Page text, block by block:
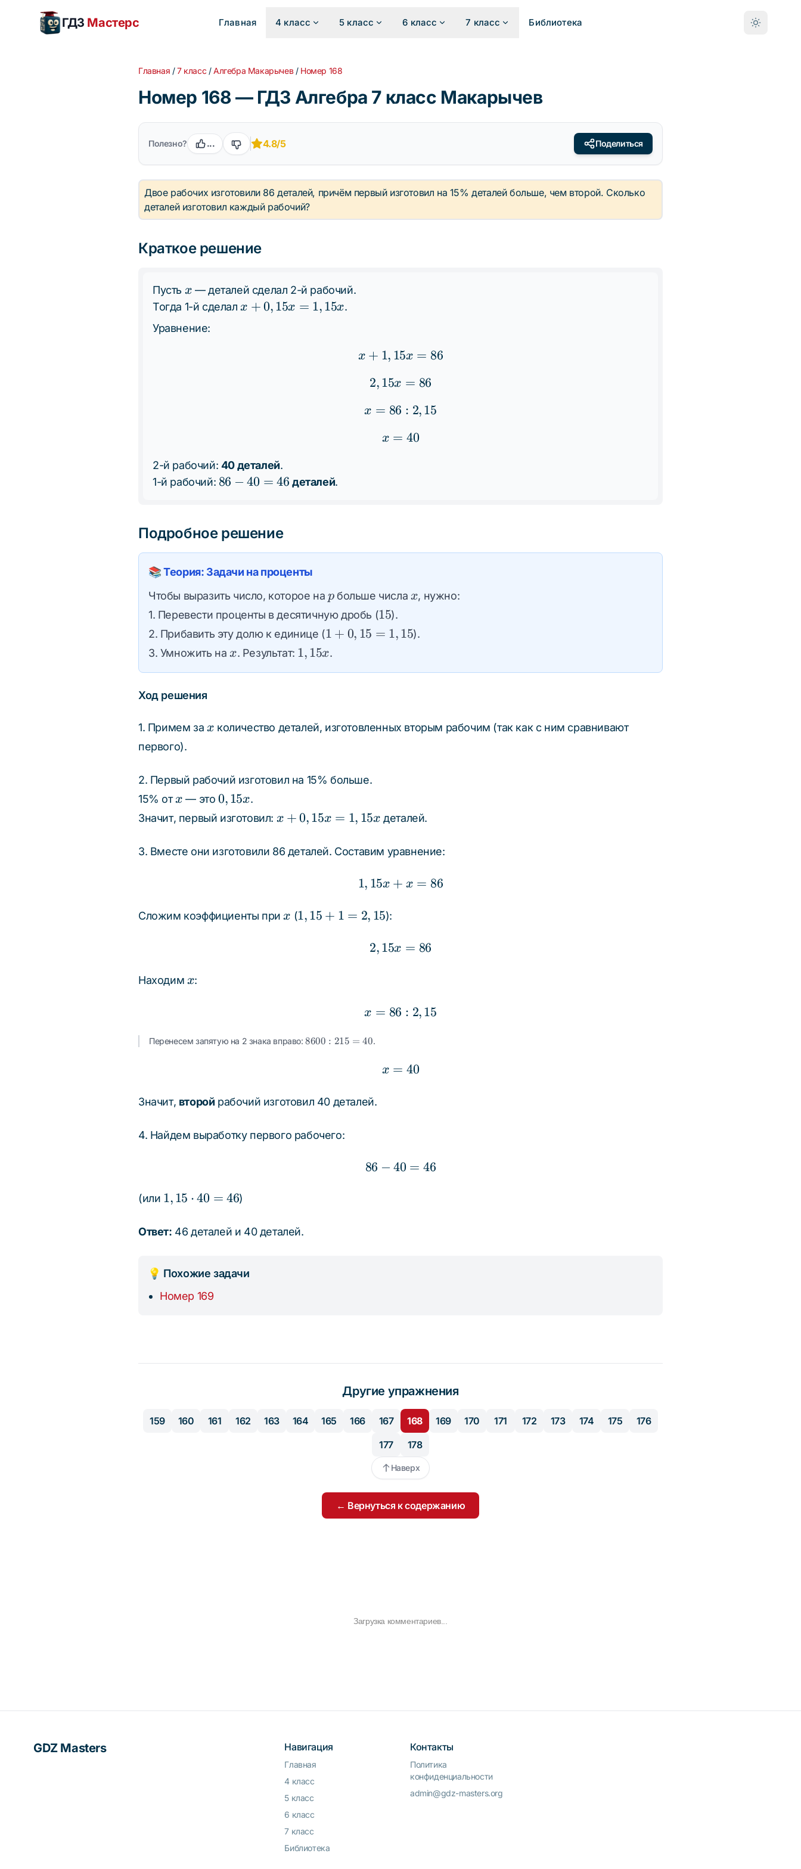
ГДЗ Мастерс Главная 4 класс 5 класс 6 класс 7 класс Библиотека
Главная /7 класс /Алгебра Макарычев/ Номер 168
Номер 168 — ГДЗ Алгебра 7 класс Макарычев
Полезно? ... 4.8/5 Поделиться
Двое рабочих изготовили 86 деталей, причём первый изготовил на 15% деталей больше, чем второй. Сколько
деталей изготовил каждый рабочий?
Краткое решение
Пусть x
x — деталей сделал 2-й рабочий.
Тогда 1-й сделалx +
x +0,15x = 1,15x.
Уравнение:
x + 1,15x = 86
x + 1, 15x = 86
2,15x = 86
2,15x = 86
x = 86 : 2,15
x = 86 : 2,15
x = 40
x = 40
2-й рабочий: 40 деталей.
1-й рабочий: 86
=
46
86 − 40 = 46 деталей.
Подробное решение
📚 Теория: Задачи на проценты
Чтобы выразить число, которое на p%
pбольше числа x
x, нужно:
1. Перевести проценты в десятичную дробь (15%
0,15
15).
2. Прибавить эту долю к единице (1 +
0,15
1 + 0, 15 = 1,15).
3. Умножить наx
x. Результат: 1,15x
1,15x.
Ход решения
1. Примем за x
x количество деталей, изготовленных вторым рабочим (так как с ним сравнивают
первого).
2. Первый рабочий изготовил на 15% больше.
15% отx
x — это0,15x
0,15x.
Значит, первый изготовил: x +
=
x + 0,15x = 1, 15x деталей.
3. Вместе они изготовили 86 деталей. Составим уравнение:
1,15x + x = 86
1, 15x + x = 86
Сложим коэффициенты приx
x (1,15
1,15 + 1 = 2, 15):
2,15x = 86
2,15x = 86
Находим x
x:
x = 86 : 2,15
x = 86 : 2,15
Перенесем запятую на 2 знака вправо:8600
8600 : 215 = 40.
x = 40
x = 40
Значит, второй рабочий изготовил 40 деталей.
4. Найдем выработку первого рабочего:
86 - 40 = 46
86 −40 = 46
(или 1,15
40 =
1,15 ⋅ 40 = 46)
Ответ: 46 деталей и 40 деталей.
💡 Похожие задачи
Номер 169
Другие упражнения
159 160 161 162 163 164 165 166 167 168 169 170 171 172 173 174 175
176
177
178
Наверх
← Вернуться к содержанию
Загрузка комментариев...
GDZ Masters Навигация
Главная
4 класс
5 класс
6 класс
7 класс
Библиотека
Контакты
Политика
конфиденциальности
admin@gdz-masters.org